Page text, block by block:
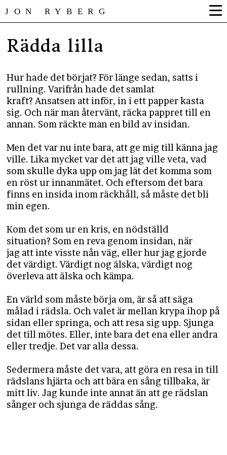
JON RYBERG
Rädda lilla
Hur hade det börjat? För länge sedan, satts i
rullning. Varifrån hade det samlat
kraft? Ansatsen att inför, in i ett papper kasta
sig. Och när man återvänt, räcka pappret till en
annan. Som räckte man en bild av insidan.
Men det var nu inte bara, att ge mig till känna jag
ville. Lika mycket var det att jag ville veta, vad
som skulle dyka upp om jag lät det komma som
en röst ur innanmätet. Och eftersom det bara
finns en insida inom räckhåll, så måste det bli
min egen.
Kom det som ur en kris, en nödställd
situation? Som en reva genom insidan, när
jag att inte visste nån väg, eller hur jag gjorde
det värdigt. Värdigt nog älska, värdigt nog
överleva att älska och kämpa.
En värld som måste börja om, är så att säga
målad i rädsla. Och valet är mellan krypa ihop på
sidan eller springa, och att resa sig upp. Sjunga
det till mötes. Eller, inte bara det ena eller andra
eller tredje. Det var alla dessa.
Sedermera måste det vara, att göra en resa in till
rädslans hjärta och att bära en sång tillbaka, är
mitt liv. Jag kunde inte annat än att ge rädslan
sånger och sjunga de räddas sång.